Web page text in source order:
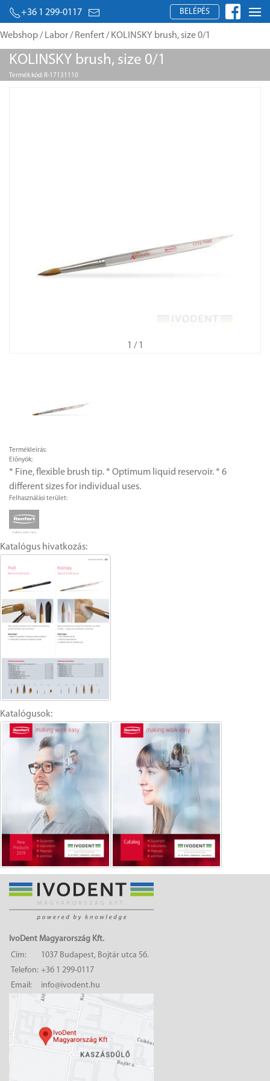
+36 1 299-0117 BELÉPÉS
Webshop/ Labor/ Renfert/ KOLINSKY brush, size 0/1
KOLINSKY brush, size 0/1
Termék kód: R-17131110
1 / 1
Termékleírás:
Előnyök:
* Fine, flexible brush tip. * Optimum liquid reservoir. * 6
different sizes for individual uses.
Felhasználási terület:
Katalógus hivatkozás:
Katalógusok:
IvoDent Magyarország Kft.
Cím:
1037 Budapest, Bojtár utca 56.
Telefon: +36 1 299-0117
Email:
info@ivodent.hu